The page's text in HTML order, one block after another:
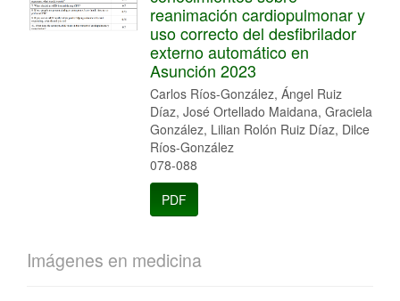
reanimación cardiopulmonar y
uso correcto del desfibrilador
externo automático en
Asunción 2023
Carlos Ríos-González, Ángel Ruiz
Díaz, José Ortellado Maidana, Graciela
González, Lilian Rolón Ruiz Díaz, Dilce
Ríos-González
078-088
PDF
Imágenes en medicina